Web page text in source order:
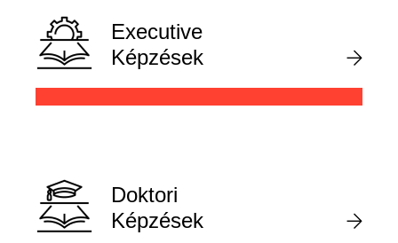
Executive
Képzések
Doktori
Képzések